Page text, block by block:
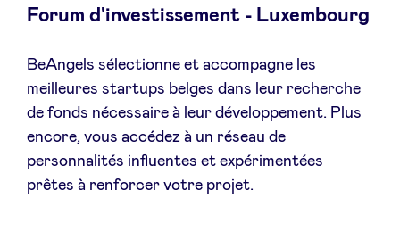
Lever des fonds
Portfolio
Agenda
Forum d'investissement - Luxembourg
BeAngels sélectionne et accompagne les
meilleures startups belges dans leur recherche
de fonds nécessaire à leur développement. Plus
encore, vous accédez à un réseau de
personnalités influentes et expérimentées
prêtes à renforcer votre projet.